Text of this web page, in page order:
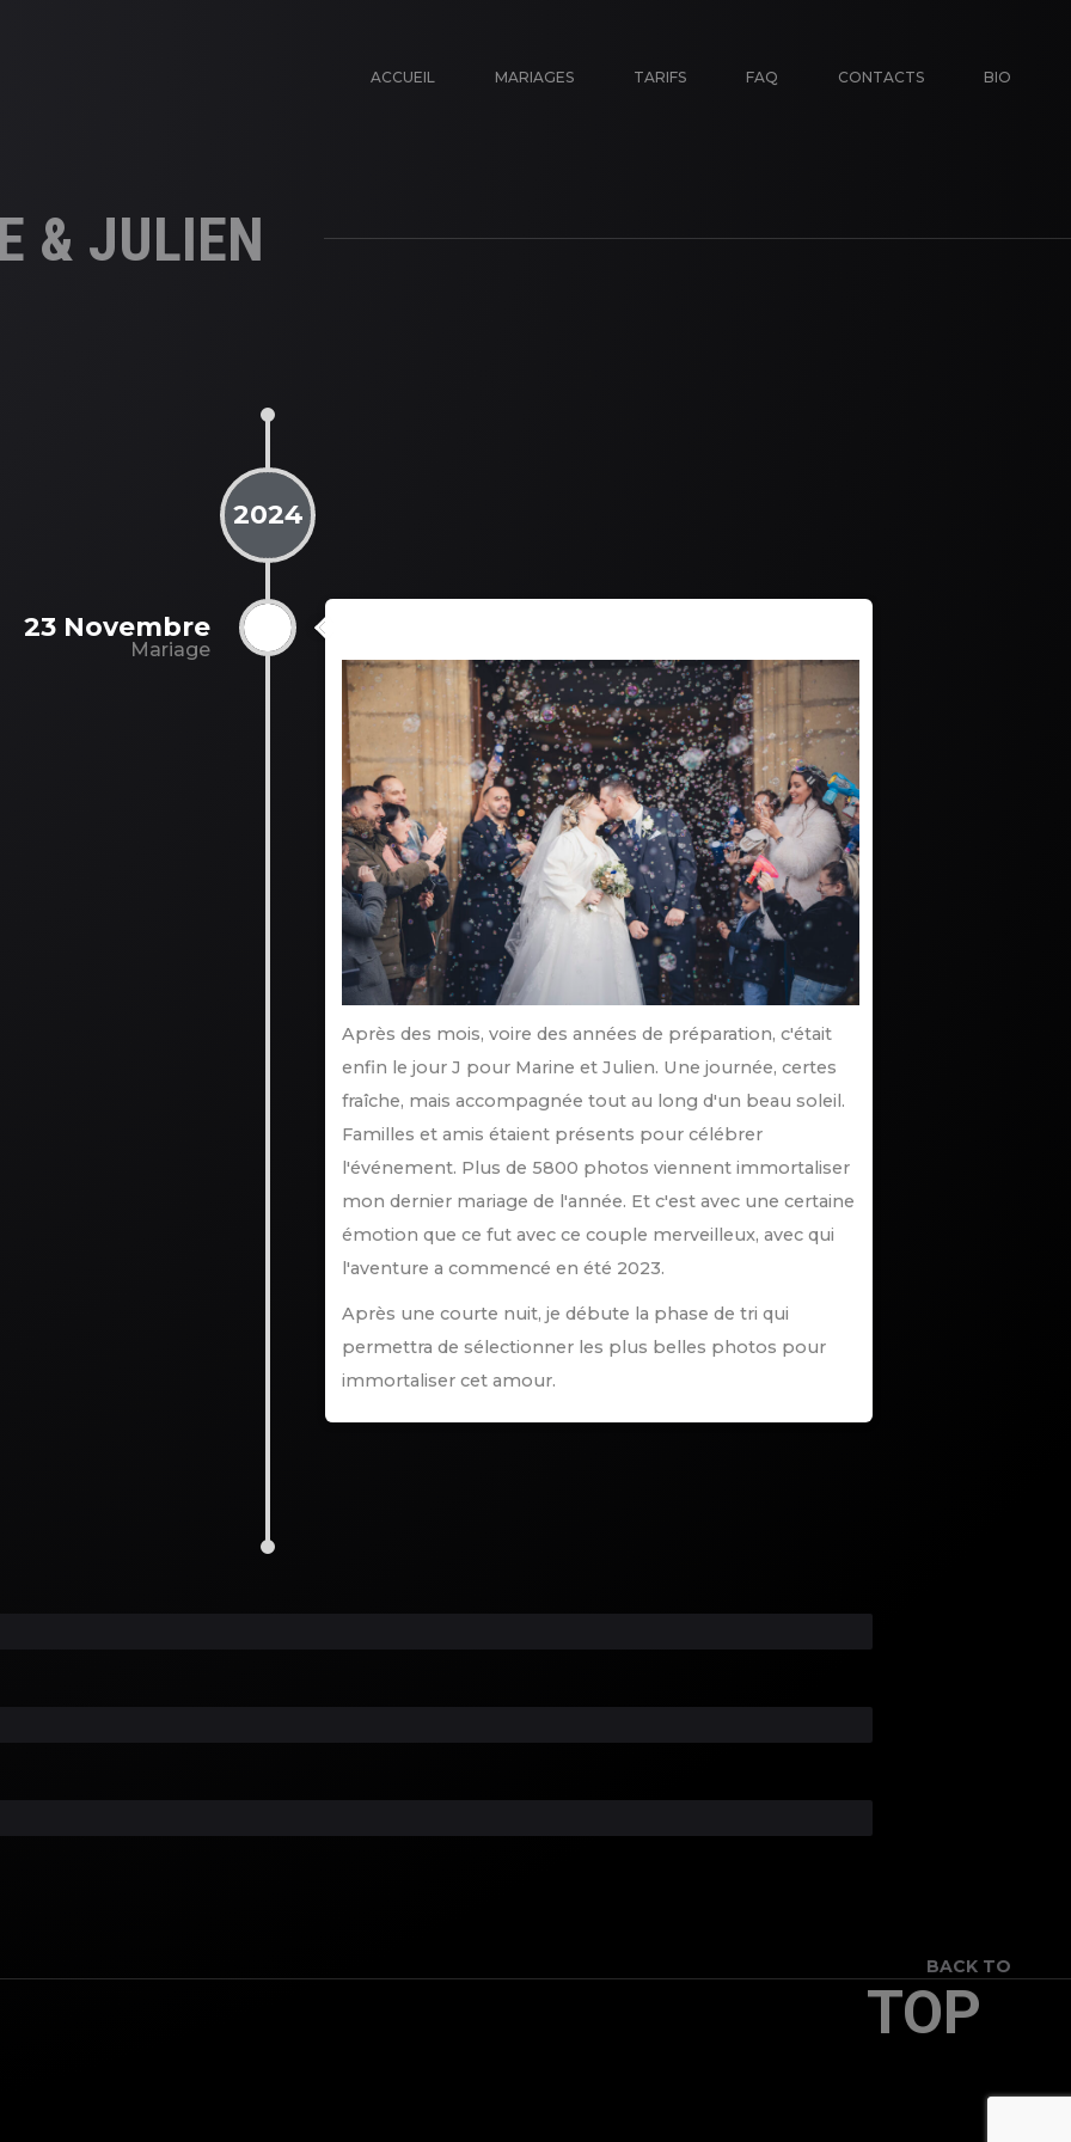
ACCUEIL MARIAGES TARIFS FAQ CONTACTS BIO
& JULIEN
2024
23 Novembre
Mariage
Après des mois, voire des années de préparation, c'était
enfin le jour J pour Marine et Julien. Une journée, certes
fraîche, mais accompagnée tout au long d'un beau soleil.
Familles et amis étaient présents pour célébrer
l'événement. Plus de 5800 photos viennent immortaliser
mon dernier mariage de l'année. Et c'est avec une certaine
émotion que ce fut avec ce couple merveilleux, avec qui
l'aventure a commencé en été 2023.
Après une courte nuit, je débute la phase de tri qui
permettra de sélectionner les plus belles photos pour
immortaliser cet amour.
BACK TO
TOP